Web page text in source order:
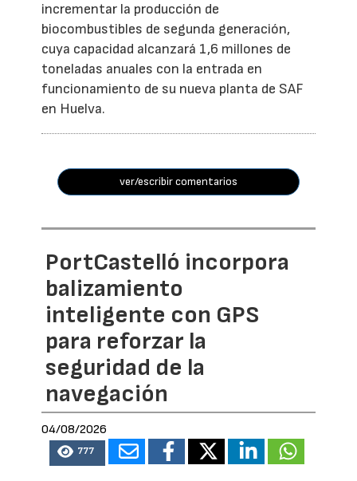
incrementar la producción de
biocombustibles de segunda generación,
cuya capacidad alcanzará 1,6 millones de
toneladas anuales con la entrada en
funcionamiento de su nueva planta de SAF
en Huelva.
ver/escribir comentarios
PortCastelló incorpora
balizamiento
inteligente con GPS
para reforzar la
seguridad de la
navegación
04/08/2026
777